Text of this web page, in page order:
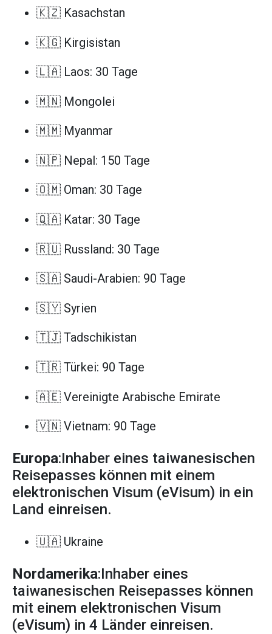
🇰🇿 Kasachstan
🇰🇬 Kirgisistan
🇱🇦 Laos: 30 Tage
🇲🇳 Mongolei
🇲🇲 Myanmar
🇳🇵 Nepal: 150 Tage
🇴🇲 Oman: 30 Tage
🇶🇦 Katar: 30 Tage
🇷🇺 Russland: 30 Tage
🇸🇦 Saudi-Arabien: 90 Tage
🇸🇾 Syrien
🇹🇯 Tadschikistan
🇹🇷 Türkei: 90 Tage
🇦🇪 Vereinigte Arabische Emirate
🇻🇳 Vietnam: 90 Tage
Europa:Inhaber eines taiwanesischen
Reisepasses können mit einem
elektronischen Visum (eVisum) in ein
Land einreisen.
🇺🇦 Ukraine
Nordamerika:Inhaber eines
taiwanesischen Reisepasses können
mit einem elektronischen Visum
(eVisum) in 4 Länder einreisen.